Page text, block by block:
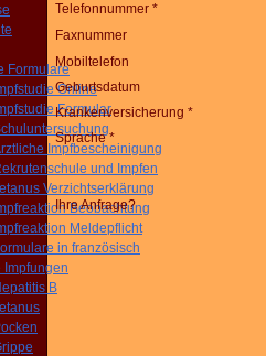
Formulare
Online
Formular
Impfbescheinigung
und Impfen
Verzichtserklärung
Beobachtung
Meldepflicht
in französisch
Impfungen
B
Telefonnummer *
Faxnummer
Mobiltelefon
Geburtsdatum
Krankenversicherung *
Sprache *
Ihre Anfrage?